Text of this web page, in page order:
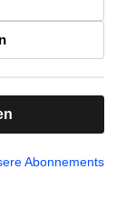
Abonnements